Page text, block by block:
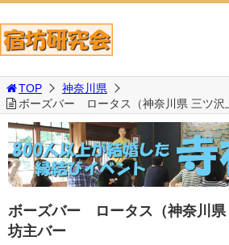
TOP
神奈川県
ボーズバー ロータス（神奈川県 三ツ沢
ボーズバー ロータス（神奈川県
坊主バー